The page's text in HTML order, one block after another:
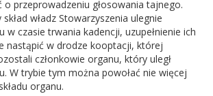
o przeprowadzeniu głosowania tajnego.
władz Stowarzyszenia ulegnie
w czasie trwania kadencji, uzupełnienie ich
nastąpić w drodze kooptacji, której
członkowie organu, który uległ
W trybie tym można powołać nie więcej
organu.